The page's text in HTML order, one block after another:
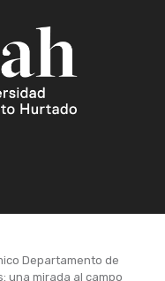
Departamento de
una mirada al campo